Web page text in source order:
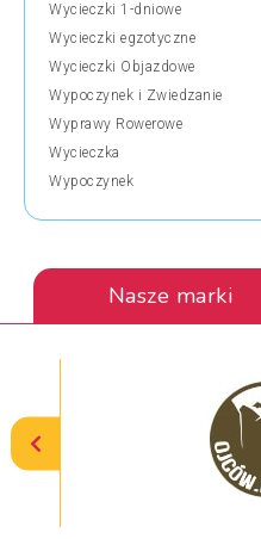
Wycieczki 1-dniowe
Wycieczki egzotyczne
Wycieczki Objazdowe
Wypoczynek i Zwiedzanie
Wyprawy Rowerowe
Wycieczka
Wypoczynek
Nasze marki